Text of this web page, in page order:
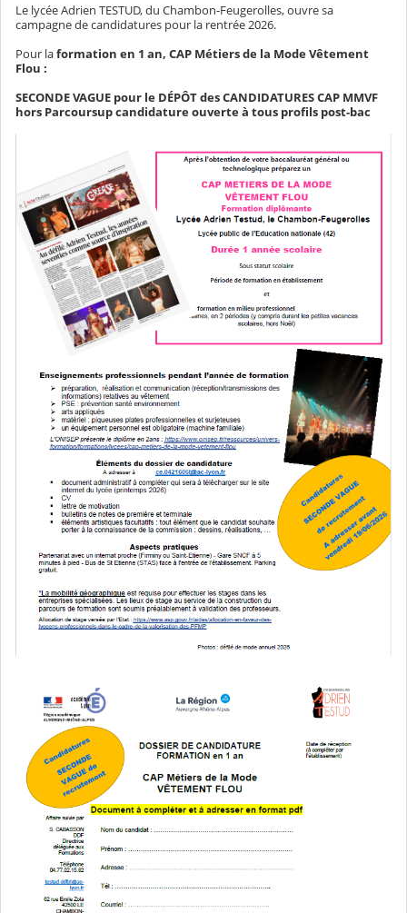
Le lycée Adrien TESTUD, du Chambon-Feugerolles, ouvre sa
campagne de candidatures pour la rentrée 2026.
Pour laformation en 1 an, CAP Métiers de la Mode Vêtement
Flou :
SECONDE VAGUE pour le DÉPÔT des CANDIDATURES CAP MMVF
hors Parcoursup candidature ouverte à tous profils post-bac